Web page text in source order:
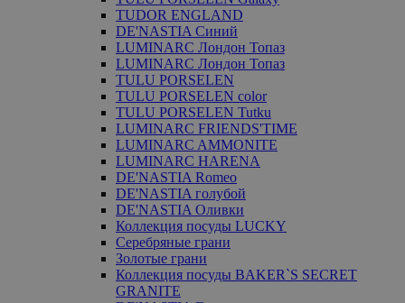
TUDOR ENGLAND
DE'NASTIA Синий
LUMINARC Лондон Топаз
LUMINARC Лондон Топаз
TULU PORSELEN
TULU PORSELEN color
TULU PORSELEN Tutku
LUMINARC FRIENDS'TIME
LUMINARC AMMONITE
LUMINARC HARENA
DE'NASTIA Romeo
DE'NASTIA голубой
DE'NASTIA Оливки
Коллекция посуды LUCKY
Серебряные грани
Золотые грани
Коллекция посуды BAKER`S SECRET
GRANITE